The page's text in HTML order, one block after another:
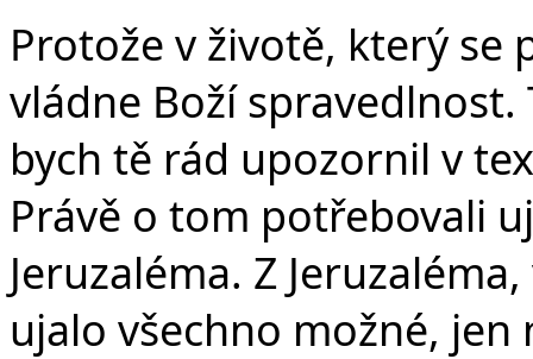
Protože v životě, který se
vládne Boží
bych tě rád upozornil v
Právě o tom potřebovali
Jeruzaléma. Z
ujalo všechno možné, jen